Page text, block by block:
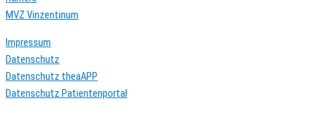
MVZ Vinzentinum
Impressum
Datenschutz
Datenschutz theaAPP
Datenschutz Patientenportal